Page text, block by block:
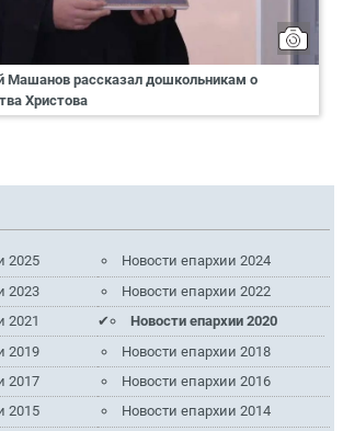
Машанов рассказал дошкольникам о
Христова
2025
Новости епархии 2024
2023
Новости епархии 2022
2021
Новости епархии 2020
2019
Новости епархии 2018
2017
Новости епархии 2016
2015
Новости епархии 2014